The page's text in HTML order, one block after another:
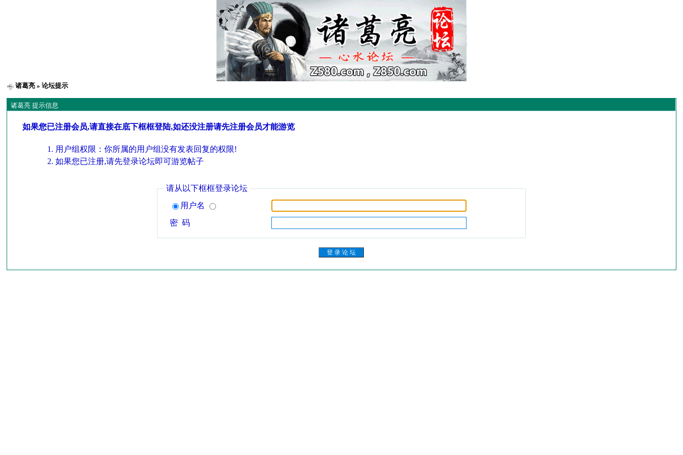
诸葛亮 » 论坛提示
诸葛亮 提示信息
如果您已注册会员,请直接在底下框框登陆,如还没注册请先注册会员才能游览
用户组权限：你所属的用户组没有发表回复的权限!
如果您已注册,请先登录论坛即可游览帖子
请从以下框框登录论坛
用户名
密 码